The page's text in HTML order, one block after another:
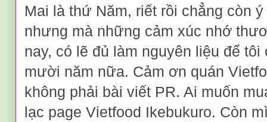
Mai là thứ Năm, riết rồi chẳng còn
nhưng mà những cảm xúc nhớ
nay, có lẽ đủ làm nguyên liệu để
mười năm nữa. Cảm ơn quán
không phải bài viết PR. Ai muốn
lạc page Vietfood Ikebukuro. Còn